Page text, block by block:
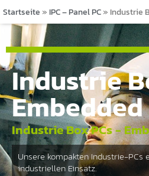
Startseite » IPC – Panel PC » Industrie
Industrie
Embedded
Industrie Box PCs -
Unsere kompakten Industrie-PCs
industriellen Einsatz.